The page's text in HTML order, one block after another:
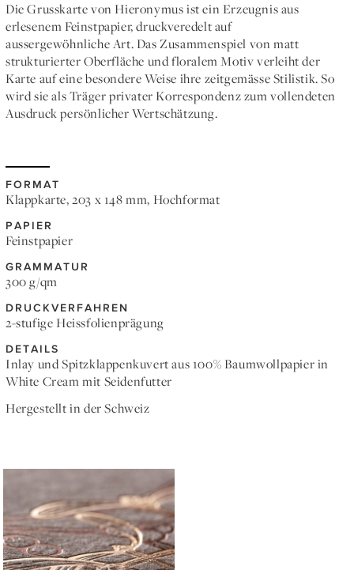
Die Grusskarte von Hieronymus ist ein Erzeugnis aus
erlesenem Feinstpapier, druckveredelt auf
aussergewöhnliche Art. Das Zusammenspiel von matt
strukturierter Oberfläche und floralem Motiv verleiht der
Karte auf eine besondere Weise ihre zeitgemässe Stilistik. So
wird sie als Träger privater Korrespondenz zum vollendeten
Ausdruck persönlicher Wertschätzung.
FORMAT
Klappkarte, 203 x 148 mm, Hochformat
PAPIER
Feinstpapier
GRAMMATUR
300 g/qm
DRUCKVERFAHREN
2-stufige Heissfolienprägung
DETAILS
Inlay und Spitzklappenkuvert aus 100% Baumwollpapier in
White Cream mit Seidenfutter
Hergestellt in der Schweiz